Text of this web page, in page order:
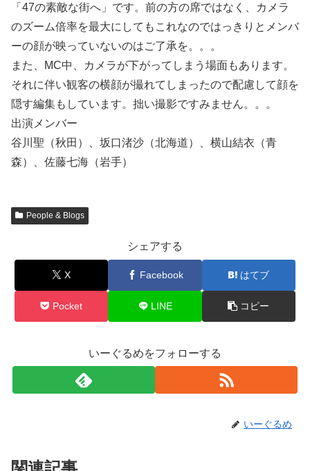
「47の素敵な街へ」です。前の方の席ではなく、カメラ
のズーム倍率を最大にしてもこれなのではっきりとメンバ
ーの顔が映っていないのはご了承を。。。
また、MC中、カメラが下がってしまう場面もあります。
それに伴い観客の横顔が撮れてしまったので配慮して顔を
隠す編集もしています。拙い撮影ですみません。。。
出演メンバー
谷川聖（秋田）、坂口渚沙（北海道）、横山結衣（青
森）、佐藤七海（岩手）
People & Blogs
シェアする
X Facebook はてブ
Pocket LINE コピー
いーぐるめをフォローする
いーぐるめ